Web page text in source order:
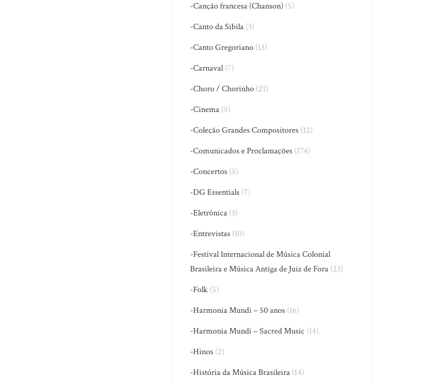
-Canção francesa (Chanson) (5)
-Canto da Sibila (3)
-Canto Gregoriano (13)
-Carnaval (7)
-Choro / Chorinho (21)
-Cinema (5)
-Coleção Grandes Compositores (12)
-Comunicados e Proclamações (174)
-Concertos (5)
-DG Essentials (7)
-Eletrônica (3)
-Entrevistas (10)
-Festival Internacional de Música Colonial
Brasileira e Música Antiga de Juiz de Fora (23)
-Folk (5)
-Harmonia Mundi – 50 anos (16)
-Harmonia Mundi – Sacred Music (14)
-Hinos (2)
-História da Música Brasileira (14)